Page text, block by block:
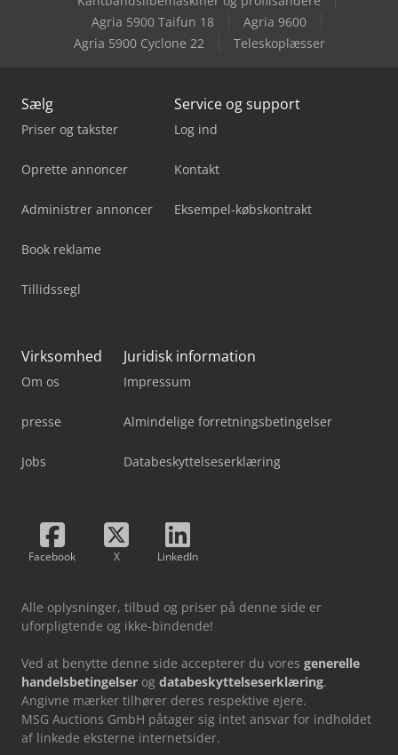
Agria 5900 Taifun 18
Agria 9600
Agria 5900 Cyclone 22
Teleskoplæsser
Sælg
Priser og takster
Oprette annoncer
Administrer annoncer
Book reklame
Tillidssegl
Service og support
Log ind
Kontakt
Eksempel-købskontrakt
Virksomhed
Om os
presse
Jobs
Juridisk information
Impressum
Almindelige forretningsbetingelser
Databeskyttelseserklæring
Facebook X LinkedIn
Alle oplysninger, tilbud og priser på denne side er
uforpligtende og ikke-bindende!
Ved at benytte denne side accepterer du vores generelle
handelsbetingelser og databeskyttelseserklæring.
Angivne mærker tilhører deres respektive ejere.
MSG Auctions GmbH påtager sig intet ansvar for indholdet
af linkede eksterne internetsider.